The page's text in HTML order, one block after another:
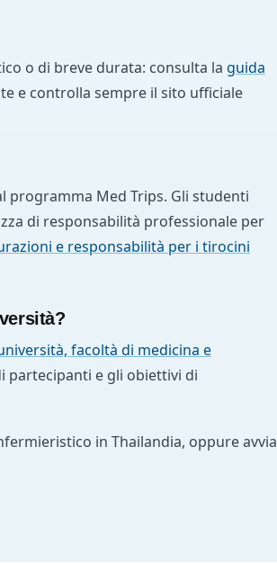
o di breve durata: consulta la guida
e controlla sempre il sito ufficiale
programma Med Trips. Gli studenti
di responsabilità professionale per
e responsabilità per i tirocini
facoltà di medicina e
partecipanti e gli obiettivi di
in Thailandia, oppure avvia